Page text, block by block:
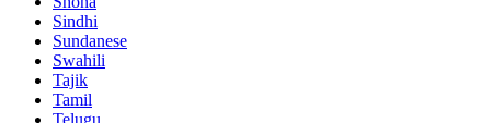
Sindhi
Sundanese
Swahili
Tajik
Tamil
Telugu